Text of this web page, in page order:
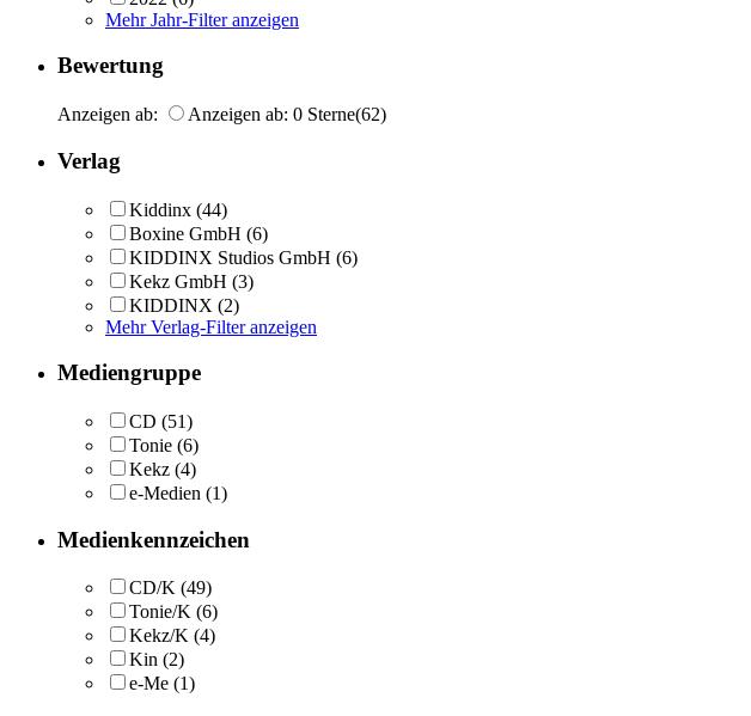
Mehr Jahr-Filter anzeigen
Bewertung
Anzeigen ab: Anzeigen ab: 0 Sterne(62)
Verlag
Kiddinx (44)
Boxine GmbH (6)
KIDDINX Studios GmbH (6)
Kekz GmbH (3)
KIDDINX (2)
Mehr Verlag-Filter anzeigen
Mediengruppe
CD (51)
Tonie (6)
Kekz (4)
e-Medien (1)
Medienkennzeichen
CD/K (49)
Tonie/K (6)
Kekz/K (4)
Kin (2)
e-Me (1)